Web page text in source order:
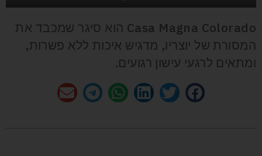
Casa Magna Colorado הוא סיגר שמכבד את
המסורת של יוצריו, מדגיש איכות ללא פשרות,
ומתאים לרגעי עישון רגועים.